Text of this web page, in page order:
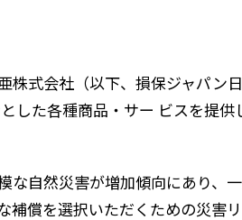
株式会社（以下、損保ジャパン
した各種商品・サー ビスを提
な自然災害が増加傾向にあり、
補償を選択いただくための災害